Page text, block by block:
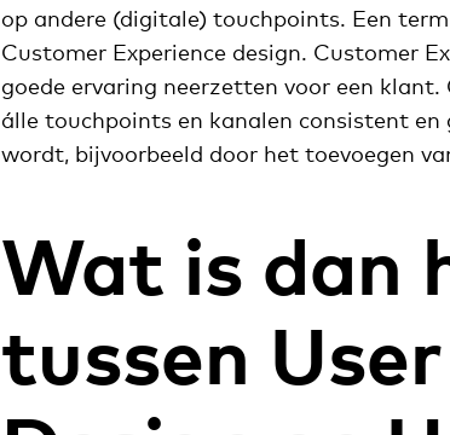
op andere (digitale) touchpoints. Een
Customer Experience design. Customer
goede ervaring neerzetten voor een
álle touchpoints en kanalen consistent
wordt, bijvoorbeeld door het toevoegen
Wat is dan
tussen